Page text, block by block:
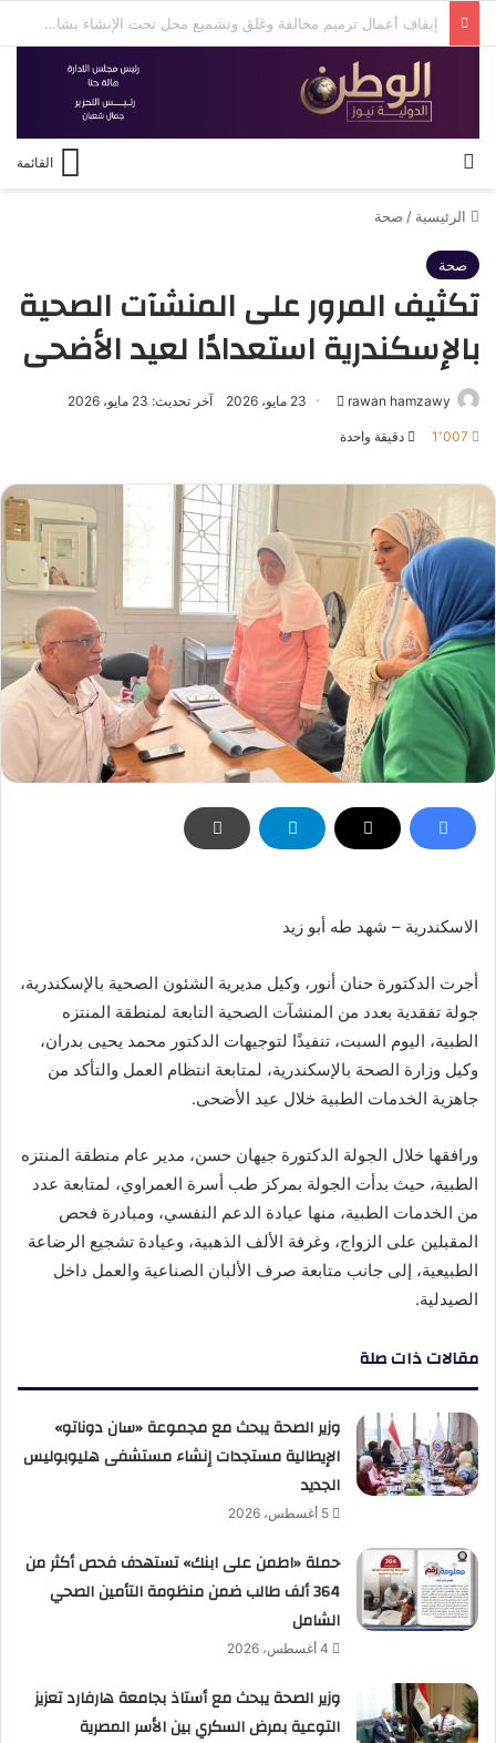
منع نزول البحر ورفع الراية الحمراء بشواطئ العجمي بالإسكندرية بسبب ارتفاع الأمواج
القائمة
الرئيسية / صحة
صحة
تكثيف المرور على المنشآت الصحية
بالإسكندرية استعدادًا لعيد الأضحى
rawan hamzawy
أرسل 23 مايو، 2026 آخر تحديث: 23 مايو، 2026
1٬007 دقيقة واحدة
الاسكندرية – شهد طه أبو زيد
أجرت الدكتورة حنان أنور، وكيل مديرية الشئون الصحية بالإسكندرية،
جولة تفقدية بعدد من المنشآت الصحية التابعة لمنطقة المنتزه
الطبية، اليوم السبت، تنفيذًا لتوجيهات الدكتور محمد يحيى بدران،
وكيل وزارة الصحة بالإسكندرية، لمتابعة انتظام العمل والتأكد من
جاهزية الخدمات الطبية خلال عيد الأضحى.
ورافقها خلال الجولة الدكتورة جيهان حسن، مدير عام منطقة المنتزه
الطبية، حيث بدأت الجولة بمركز طب أسرة العمراوي، لمتابعة عدد
من الخدمات الطبية، منها عيادة الدعم النفسي، ومبادرة فحص
المقبلين على الزواج، وغرفة الألف الذهبية، وعيادة تشجيع الرضاعة
الطبيعية، إلى جانب متابعة صرف الألبان الصناعية والعمل داخل
الصيدلية.
مقالات ذات صلة
وزير الصحة يبحث مع مجموعة «سان دوناتو»
الإيطالية مستجدات إنشاء مستشفى هليوبوليس
الجديد
5 أغسطس، 2026
حملة «اطمن على ابنك» تستهدف فحص أكثر من
364 ألف طالب ضمن منظومة التأمين الصحي
الشامل
4 أغسطس، 2026
وزير الصحة يبحث مع أستاذ بجامعة هارفارد تعزيز
التوعية بمرض السكري بين الأسر المصرية